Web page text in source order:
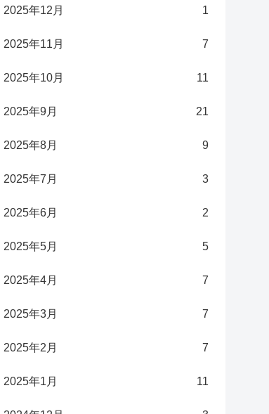
2025年12月 1
2025年11月 7
2025年10月 11
2025年9月 21
2025年8月 9
2025年7月 3
2025年6月 2
2025年5月 5
2025年4月 7
2025年3月 7
2025年2月 7
2025年1月 11